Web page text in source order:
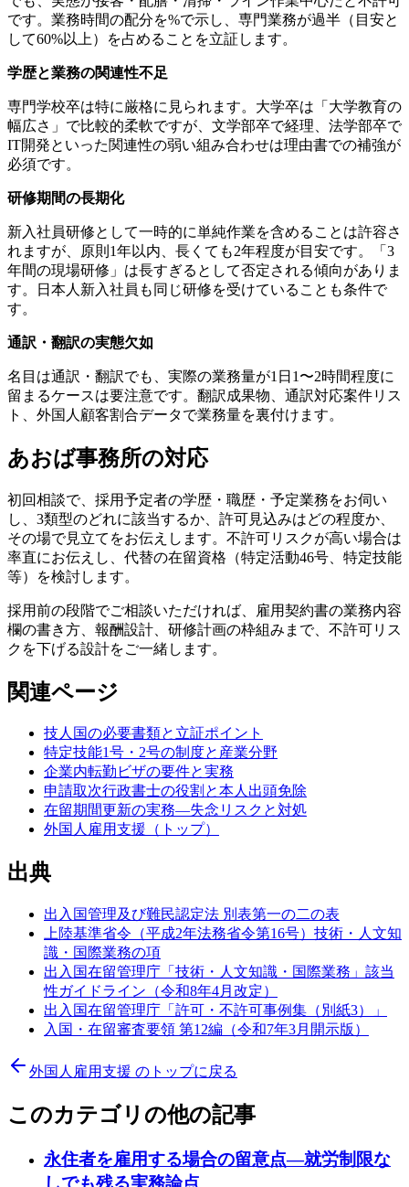
です。業務時間の配分を%で示し、専門業務が過半（目安と
して60%以上）を占めることを立証します。
学歴と業務の関連性不足
専門学校卒は特に厳格に見られます。大学卒は「大学教育の
幅広さ」で比較的柔軟ですが、文学部卒で経理、法学部卒で
IT開発といった関連性の弱い組み合わせは理由書での補強が
必須です。
研修期間の長期化
新入社員研修として一時的に単純作業を含めることは許容さ
れますが、原則1年以内、長くても2年程度が目安です。「3
年間の現場研修」は長すぎるとして否定される傾向がありま
す。日本人新入社員も同じ研修を受けていることも条件で
す。
通訳・翻訳の実態欠如
名目は通訳・翻訳でも、実際の業務量が1日1〜2時間程度に
留まるケースは要注意です。翻訳成果物、通訳対応案件リス
ト、外国人顧客割合データで業務量を裏付けます。
あおば事務所の対応
初回相談で、採用予定者の学歴・職歴・予定業務をお伺い
し、3類型のどれに該当するか、許可見込みはどの程度か、
その場で見立てをお伝えします。不許可リスクが高い場合は
率直にお伝えし、代替の在留資格（特定活動46号、特定技能
等）を検討します。
採用前の段階でご相談いただければ、雇用契約書の業務内容
欄の書き方、報酬設計、研修計画の枠組みまで、不許可リス
クを下げる設計をご一緒します。
関連ページ
技人国の必要書類と立証ポイント
特定技能1号・2号の制度と産業分野
企業内転勤ビザの要件と実務
申請取次行政書士の役割と本人出頭免除
在留期間更新の実務—失念リスクと対処
外国人雇用支援（トップ）
出典
出入国管理及び難民認定法 別表第一の二の表
上陸基準省令（平成2年法務省令第16号）技術・人文知
識・国際業務の項
出入国在留管理庁「技術・人文知識・国際業務」該当
性ガイドライン（令和8年4月改定）
出入国在留管理庁「許可・不許可事例集（別紙3）」
入国・在留審査要領 第12編（令和7年3月開示版）
外国人雇用支援 のトップに戻る
このカテゴリの他の記事
永住者を雇用する場合の留意点—就労制限な
しでも残る実務論点